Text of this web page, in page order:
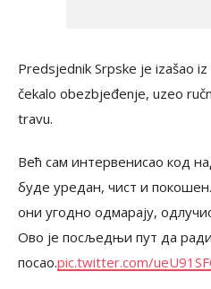
Predsjednik Srpske je izašao
čekalo obezbjeđenje, uzeo
travu.
Већ сам интервенисао код
буде уредан, чист и
они угодно одмарају,
Ово је посљедњи пут да
посао.pic.twitter.com/